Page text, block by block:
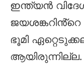
ഇന്ത്യൻ
ഭൂമി